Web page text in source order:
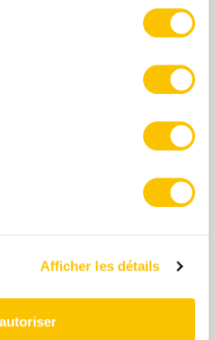
Afficher les détails
(BASE-LAYER)